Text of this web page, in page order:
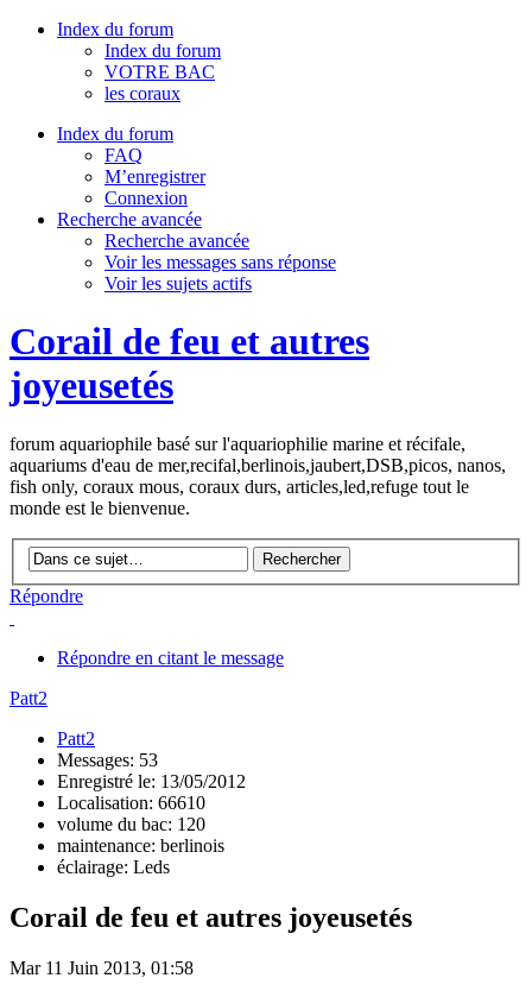
Index du forum
Index du forum
VOTRE BAC
les coraux
Index du forum
FAQ
M’enregistrer
Connexion
Recherche avancée
Recherche avancée
Voir les messages sans réponse
Voir les sujets actifs
Corail de feu et autres
joyeusetés
forum aquariophile basé sur l'aquariophilie marine et récifale,
aquariums d'eau de mer,recifal,berlinois,jaubert,DSB,picos, nanos,
fish only, coraux mous, coraux durs, articles,led,refuge tout le
monde est le bienvenue.
Répondre
Répondre en citant le message
Patt2
Patt2
Messages: 53
Enregistré le: 13/05/2012
Localisation: 66610
volume du bac: 120
maintenance: berlinois
éclairage: Leds
Corail de feu et autres joyeusetés
Mar 11 Juin 2013, 01:58